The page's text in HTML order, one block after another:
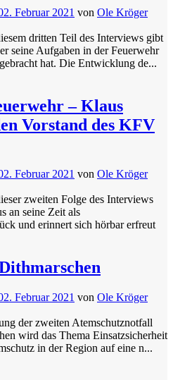
2. Februar 2021 von Ole Kröger
dritten Teil des Interviews gibt
seine Aufgaben in der Feuerwehr
hat. Die Entwicklung de...
– Klaus
Vorstand des KFV
2. Februar 2021 von Ole Kröger
zweiten Folge des Interviews
an seine Zeit als
und erinnert sich hörbar erfreut
2. Februar 2021 von Ole Kröger
der zweiten Atemschutznotfall
wird das Thema Einsatzsicherheit
in der Region auf eine n...